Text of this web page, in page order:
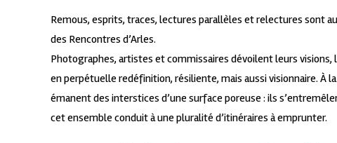
Remous, esprits, traces, lectures parallèles et relectures sont
des Rencontres d’Arles.
Photographes, artistes et commissaires dévoilent leurs
en perpétuelle redéfinition, résiliente, mais aussi visionnaire. À
émanent des interstices d’une surface poreuse : ils
cet ensemble conduit à une pluralité d’itinéraires à emprunter.